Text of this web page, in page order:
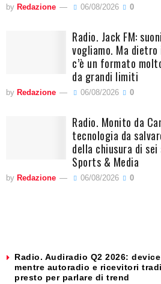
by Redazione 06/08/2026 0
Radio. Jack FM:
vogliamo. Ma
c’è un formato
da grandi limiti
by Redazione 06/08/2026 0
Radio. Monito da
tecnologia da
della chiusura di
Sports & Media
by Redazione 06/08/2026 0
Radio. Audiradio Q2 2026:
mentre autoradio e ricevitori
presto per parlare di trend